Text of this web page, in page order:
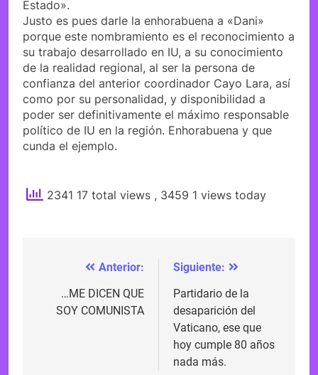
Estado».
Justo es pues darle la enhorabuena a «Dani»
porque este nombramiento es el reconocimiento a
su trabajo desarrollado en IU, a su conocimiento
de la realidad regional, al ser la persona de
confianza del anterior coordinador Cayo Lara, así
como por su personalidad, y disponibilidad a
poder ser definitivamente el máximo responsable
político de IU en la región. Enhorabuena y que
cunda el ejemplo.
2341 17 total views , 3459 1 views today
Navegación
Anterior:
…ME DICEN QUE
SOY COMUNISTA
Siguiente:
Partidario de la
desaparición del
Vaticano, ese que
hoy cumple 80 años
nada más.